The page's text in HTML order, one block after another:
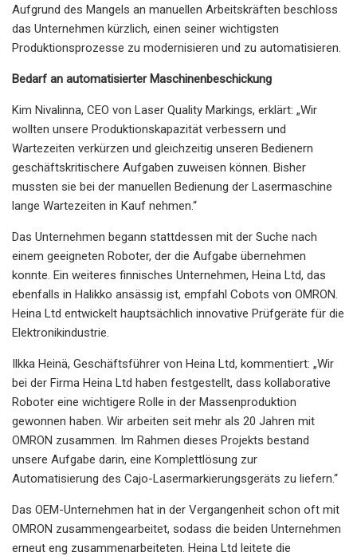
Aufgrund des Mangels an manuellen Arbeitskräften beschloss
das Unternehmen kürzlich, einen seiner wichtigsten
Produktionsprozesse zu modernisieren und zu automatisieren.
Bedarf an automatisierter Maschinenbeschickung
Kim Nivalinna, CEO von Laser Quality Markings, erklärt: „Wir
wollten unsere Produktionskapazität verbessern und
Wartezeiten verkürzen und gleichzeitig unseren Bedienern
geschäftskritischere Aufgaben zuweisen können. Bisher
mussten sie bei der manuellen Bedienung der Lasermaschine
lange Wartezeiten in Kauf nehmen.“
Das Unternehmen begann stattdessen mit der Suche nach
einem geeigneten Roboter, der die Aufgabe übernehmen
konnte. Ein weiteres finnisches Unternehmen, Heina Ltd, das
ebenfalls in Halikko ansässig ist, empfahl Cobots von OMRON.
Heina Ltd entwickelt hauptsächlich innovative Prüfgeräte für die
Elektronikindustrie.
Ilkka Heinä, Geschäftsführer von Heina Ltd, kommentiert: „Wir
bei der Firma Heina Ltd haben festgestellt, dass kollaborative
Roboter eine wichtigere Rolle in der Massenproduktion
gewonnen haben. Wir arbeiten seit mehr als 20 Jahren mit
OMRON zusammen. Im Rahmen dieses Projekts bestand
unsere Aufgabe darin, eine Komplettlösung zur
Automatisierung des Cajo-Lasermarkierungsgeräts zu liefern.“
Das OEM-Unternehmen hat in der Vergangenheit schon oft mit
OMRON zusammengearbeitet, sodass die beiden Unternehmen
erneut eng zusammenarbeiteten. Heina Ltd leitete die